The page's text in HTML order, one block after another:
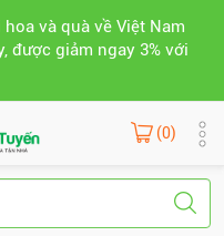
và quà về Việt Nam
được giảm ngay 3% với
(0)